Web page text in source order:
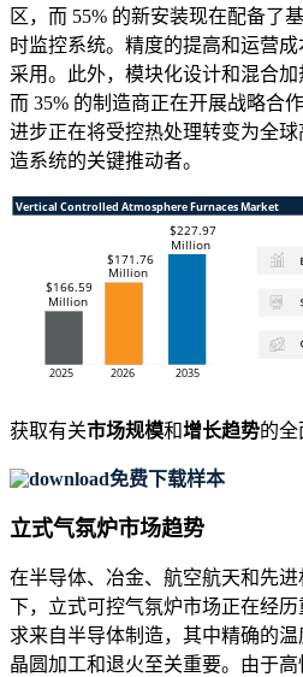
区，而 55% 的新安装现在配备了
时监控系统。精度的提高和运营
采用。此外，模块化设计和混合加
而 35% 的制造商正在开展战略合
进步正在将受控热处理转变为全
造系统的关键推动者。
获取有关市场规模和增长趋势的全
免费下载样本
立式气氛炉市场趋势
在半导体、冶金、航空航天和先
下，立式可控气氛炉市场正在经
求来自半导体制造，其中精确的
晶圆加工和退火至关重要。由于